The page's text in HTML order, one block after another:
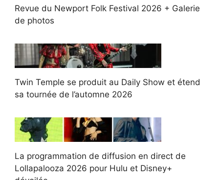
Revue du Newport Folk Festival 2026 + Galerie
de photos
Twin Temple se produit au Daily Show et étend
sa tournée de l’automne 2026
La programmation de diffusion en direct de
Lollapalooza 2026 pour Hulu et Disney+